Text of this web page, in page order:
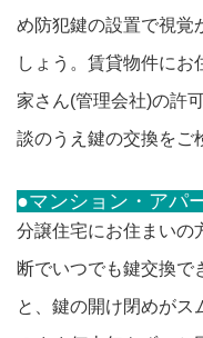
め防犯鍵の設置で視覚
しょう。賃貸物件にお
家さん(管理会社)の許
談のうえ鍵の交換をご
●マンション・アパ
分譲住宅にお住まいの
断でいつでも鍵交換で
と、鍵の開け閉めがス